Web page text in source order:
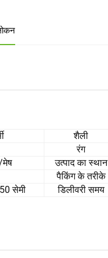
शैली
रंग
मेष उत्पाद का स्थान
पैकिंग के तरीके
सेमी डिलीवरी समय